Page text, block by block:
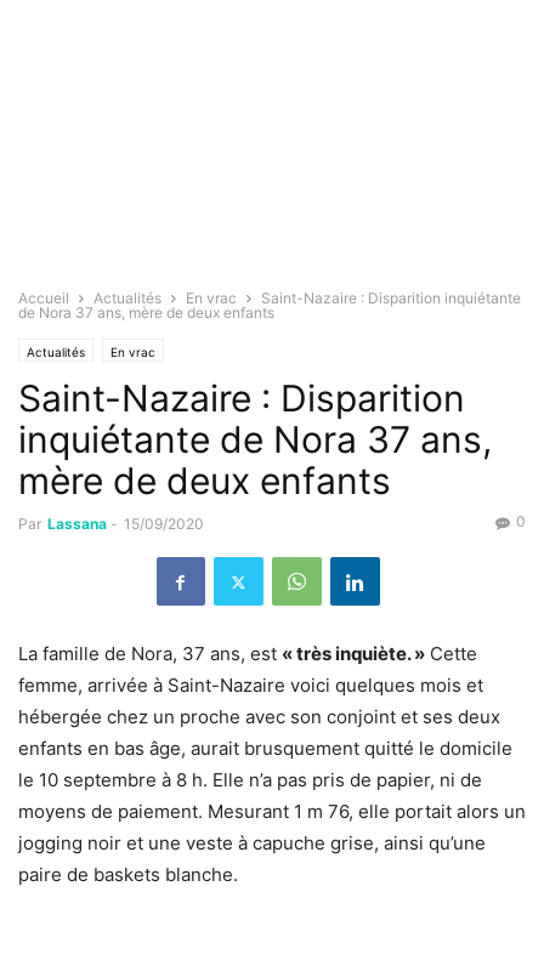
Accueil Actualités En vrac
Saint-Nazaire : Disparition inquiétante
de Nora 37 ans, mère de deux enfants
Actualités En vrac
Saint-Nazaire : Disparition
inquiétante de Nora 37 ans,
mère de deux enfants
Par Lassana - 15/09/2020 0
La famille de Nora, 37 ans, est « très inquiète. » Cette
femme, arrivée à Saint-Nazaire voici quelques mois et
hébergée chez un proche avec son conjoint et ses deux
enfants en bas âge, aurait brusquement quitté le domicile
le 10 septembre à 8 h. Elle n’a pas pris de papier, ni de
moyens de paiement. Mesurant 1 m 76, elle portait alors un
jogging noir et une veste à capuche grise, ainsi qu’une
paire de baskets blanche.